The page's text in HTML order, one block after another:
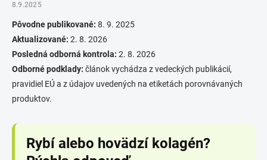
8.9.2025
Pôvodne publikované: 8. 9. 2025
Aktualizované: 2. 8. 2026
Posledná odborná kontrola: 2. 8. 2026
Odborné podklady: článok vychádza z vedeckých publikácií,
pravidiel EÚ a z údajov uvedených na etiketách porovnávaných
produktov.
Rybí alebo hovädzí kolagén?